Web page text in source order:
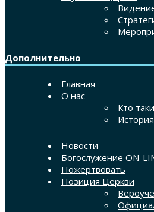
Дополнительно
Главная
О нас
Кто
Новости
Богослужение ON-
Пожертвовать
Позиция Церкви